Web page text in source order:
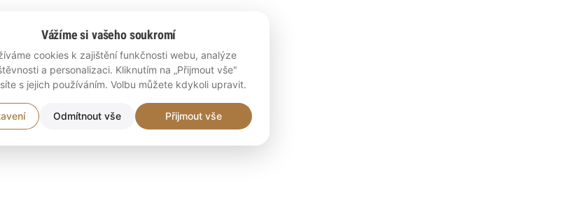
Vážíme si vašeho soukromí
cookies k zajištění funkčnosti webu, analýze
a personalizaci. Kliknutím na „Přijmout vše"
s jejich používáním. Volbu můžete kdykoli upravit.
Odmítnout vše Přijmout vše